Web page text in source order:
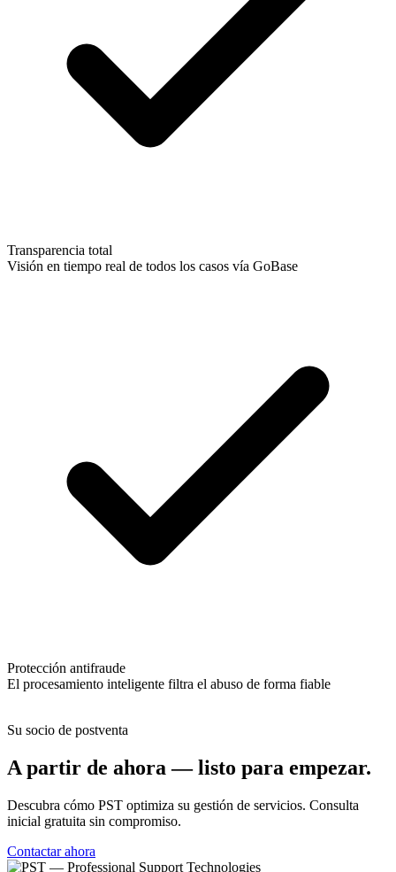
Transparencia total
Visión en tiempo real de todos los casos vía GoBase
Protección antifraude
El procesamiento inteligente filtra el abuso de forma fiable
Su socio de postventa
A partir de ahora — listo para empezar.
Descubra cómo PST optimiza su gestión de servicios. Consulta
inicial gratuita sin compromiso.
Contactar ahora